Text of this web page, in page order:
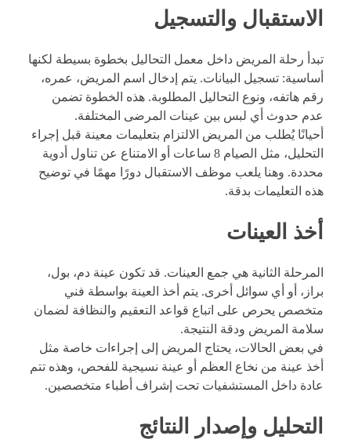
الاستقبال والتسجيل
تبدأ رحلة المريض داخل معمل التحاليل بخطوة بسيطة لكنها
أساسية: تسجيل البيانات. يتم إدخال اسم المريض، عمره،
رقم هاتفه، ونوع التحاليل المطلوبة. هذه الخطوة تضمن
عدم حدوث أي لبس بين عينات المرضى المختلفة.
أحيانًا يُطلب من المريض الالتزام بتعليمات معينة قبل إجراء
التحليل، مثل الصيام 8 ساعات أو الامتناع عن تناول أدوية
محددة. وهنا يلعب موظف الاستقبال دورًا مهمًا في توضيح
هذه التعليمات بدقة.
أخذ العينات
المرحلة الثانية هي جمع العينات. قد تكون عينة دم، بول،
براز، أو أي سوائل أخرى. يتم أخذ العينة بواسطة فني
متخصص يحرص على اتباع قواعد التعقيم والنظافة لضمان
سلامة المريض ودقة النتيجة.
في بعض الحالات، يحتاج المريض إلى إجراءات خاصة مثل
أخذ عينة من نخاع العظم أو عينة نسيجية للفحص، وهذه تتم
عادة داخل المستشفيات تحت إشراف أطباء متخصصين.
التحليل وإصدار النتائج